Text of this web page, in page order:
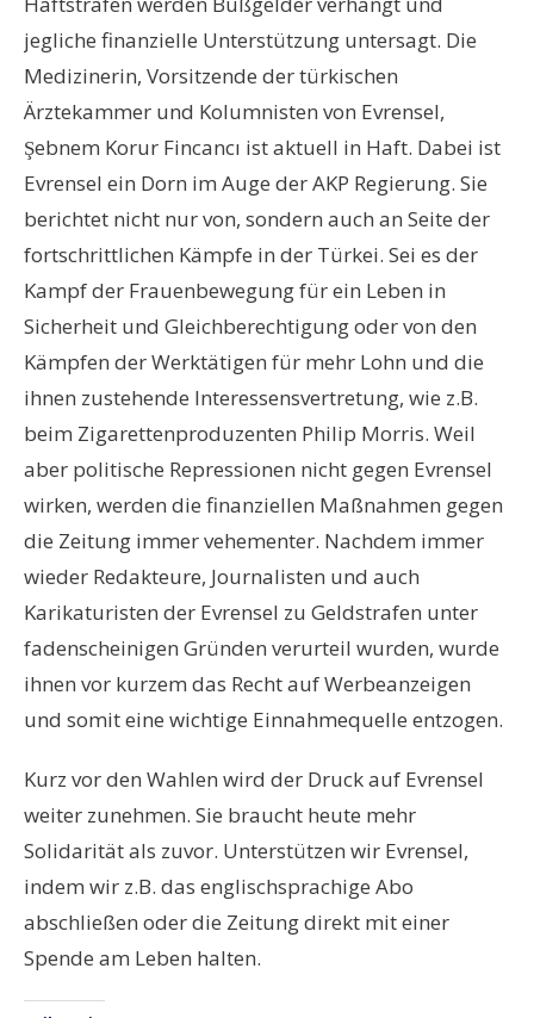
jegliche finanzielle Unterstützung untersagt. Die
Medizinerin, Vorsitzende der türkischen
Ärztekammer und Kolumnisten von Evrensel,
Şebnem Korur Fincancı ist aktuell in Haft. Dabei ist
Evrensel ein Dorn im Auge der AKP Regierung. Sie
berichtet nicht nur von, sondern auch an Seite der
fortschrittlichen Kämpfe in der Türkei. Sei es der
Kampf der Frauenbewegung für ein Leben in
Sicherheit und Gleichberechtigung oder von den
Kämpfen der Werktätigen für mehr Lohn und die
ihnen zustehende Interessensvertretung, wie z.B.
beim Zigarettenproduzenten Philip Morris. Weil
aber politische Repressionen nicht gegen Evrensel
wirken, werden die finanziellen Maßnahmen gegen
die Zeitung immer vehementer. Nachdem immer
wieder Redakteure, Journalisten und auch
Karikaturisten der Evrensel zu Geldstrafen unter
fadenscheinigen Gründen verurteil wurden, wurde
ihnen vor kurzem das Recht auf Werbeanzeigen
und somit eine wichtige Einnahmequelle entzogen.
Kurz vor den Wahlen wird der Druck auf Evrensel
weiter zunehmen. Sie braucht heute mehr
Solidarität als zuvor. Unterstützen wir Evrensel,
indem wir z.B. das englischsprachige Abo
abschließen oder die Zeitung direkt mit einer
Spende am Leben halten.